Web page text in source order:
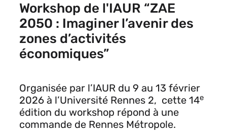
Workshop de l'IAUR “ZAE
2050 : Imaginer l’avenir des
zones d’activités
économiques”
Organisée par l’IAUR du 9 au 13 février
2026 à l’Université Rennes 2, cette 14e
édition du workshop répond à une
commande de Rennes Métropole.